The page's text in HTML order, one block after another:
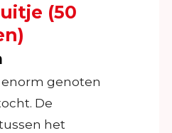
(50
genoten
De
het